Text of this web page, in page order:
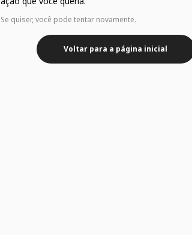
Se quiser, você pode tentar novamente.
Voltar para a página inicial